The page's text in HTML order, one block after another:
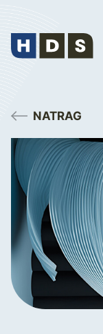
NATRAG